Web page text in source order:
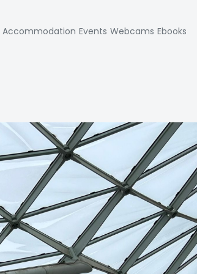
Accommodation Events Webcams Ebooks